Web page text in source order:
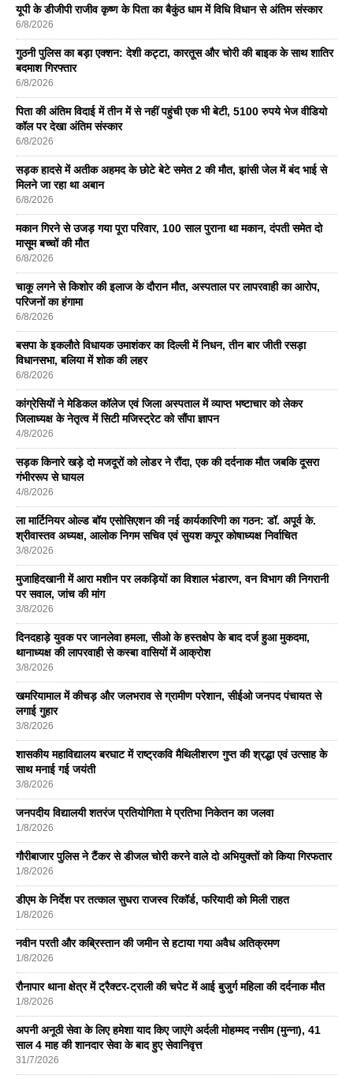
यूपी के डीजीपी राजीव कृष्ण के पिता का बैकुंठ धाम में विधि विधान से अंतिम संस्कार
6/8/2026
गुठनी पुलिस का बड़ा एक्शन: देशी कट्टा, कारतूस और चोरी की बाइक के साथ शातिर
बदमाश गिरफ्तार
6/8/2026
पिता की अंतिम विदाई में तीन में से नहीं पहुंची एक भी बेटी, 5100 रुपये भेज वीडियो
कॉल पर देखा अंतिम संस्कार
6/8/2026
सड़क हादसे में अतीक अहमद के छोटे बेटे समेत 2 की मौत, झांसी जेल में बंद भाई से
मिलने जा रहा था अबान
6/8/2026
मकान गिरने से उजड़ गया पूरा परिवार, 100 साल पुराना था मकान, दंपती समेत दो
मासूम बच्चों की मौत
6/8/2026
चाकू लगने से किशोर की इलाज के दौरान मौत, अस्पताल पर लापरवाही का आरोप,
परिजनों का हंगामा
6/8/2026
बसपा के इकलाैते विधायक उमाशंकर का दिल्ली में निधन, तीन बार जीती रसड़ा
विधानसभा, बलिया में शोक की लहर
6/8/2026
कांग्रेसियों ने मेडिकल कॉलेज एवं जिला अस्पताल में व्याप्त भष्टाचार को लेकर
जिलाध्यक्ष के नेतृत्व में सिटी मजिस्ट्रेट को सौंपा ज्ञापन
4/8/2026
सड़क किनारे खड़े दो मजदूरों को लोडर ने रौंदा, एक की दर्दनाक मौत जबकि दूसरा
गंभीररूप से घायल
4/8/2026
ला मार्टिनियर ओल्ड बॉय एसोसिएशन की नई कार्यकारिणी का गठन: डॉ. अपूर्व के.
श्रीवास्तव अध्यक्ष, आलोक निगम सचिव एवं सुयश कपूर कोषाध्यक्ष निर्वाचित
3/8/2026
मुजाहिदखानी में आरा मशीन पर लकड़ियों का विशाल भंडारण, वन विभाग की निगरानी
पर सवाल, जांच की मांग
3/8/2026
दिनदहाड़े युवक पर जानलेवा हमला, सीओ के हस्तक्षेप के बाद दर्ज हुआ मुकदमा,
थानाध्यक्ष की लापरवाही से कस्बा वासियों में आक्रोश
3/8/2026
खमरियामाल में कीचड़ और जलभराव से ग्रामीण परेशान, सीईओ जनपद पंचायत से
लगाई गुहार
3/8/2026
शासकीय महाविद्यालय बरघाट में राष्ट्रकवि मैथिलीशरण गुप्त की श्रद्धा एवं उत्साह के
साथ मनाई गई जयंती
3/8/2026
जनपदीय विद्यालयी शतरंज प्रतियोगिता मे प्रतिभा निकेतन का जलवा
1/8/2026
गौरीबाजार पुलिस ने टैंकर से डीजल चोरी करने वाले दो अभियुक्तों को किया गिरफतार
1/8/2026
डीएम के निर्देश पर तत्काल सुधरा राजस्व रिकॉर्ड, फरियादी को मिली राहत
1/8/2026
नवीन परती और कब्रिस्तान की जमीन से हटाया गया अवैध अतिक्रमण
1/8/2026
रौनापार थाना क्षेत्र में ट्रैक्टर-ट्राली की चपेट में आई बुजुर्ग महिला की दर्दनाक मौत
1/8/2026
अपनी अनूठी सेवा के लिए हमेशा याद किए जाएंगे अर्दली मोहम्मद नसीम (मुन्ना), 41
साल 4 माह की शानदार सेवा के बाद हुए सेवानिवृत्त
31/7/2026